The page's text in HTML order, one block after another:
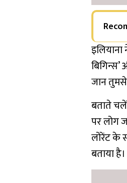
जान
बताते
पर लोग
लोरेंट के
बताया है।